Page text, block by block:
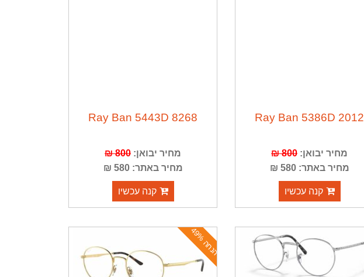
Ray Ban 5386D 2012
מחיר יבואן: 800 ₪
מחיר באתר: 580 ₪
קנה עכשיו
Ray Ban 5443D 8268
מחיר יבואן: 800 ₪
מחיר באתר: 580 ₪
קנה עכשיו
ה
נ
ח
ה
4
9
%